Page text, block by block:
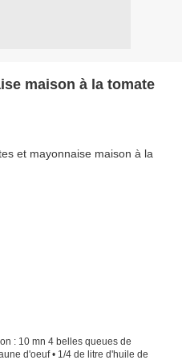
maison à la tomate
: 10 mn 4 belles queues de
d'oeuf • 1/4 de litre d'huile de